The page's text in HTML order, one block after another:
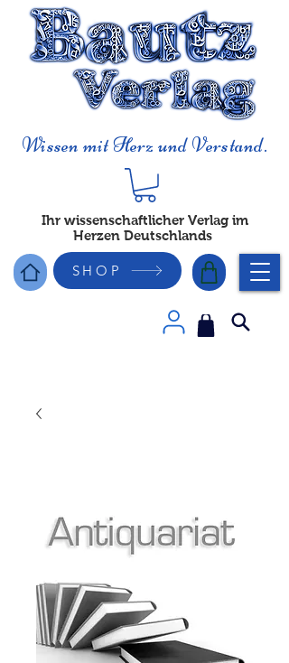
Wissen mit Herz und Verstand.
Ihr wissenschaftlicher Verlag im
Herzen Deutschlands
SHOP